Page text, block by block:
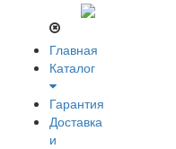
Главная
Каталог
Гарантия
Доставка
и